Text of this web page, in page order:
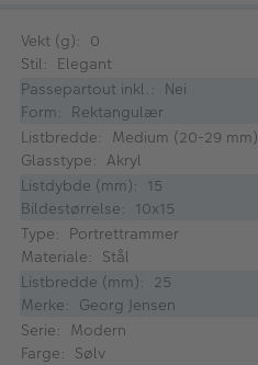
Vekt (g): 0
Stil: Elegant
Passepartout inkl.: Nei
Form: Rektangulær
Listbredde: Medium (20-29 mm)
Glasstype: Akryl
Listdybde (mm): 15
Bildestørrelse: 10x15
Type: Portrettrammer
Materiale: Stål
Listbredde (mm): 25
Merke: Georg Jensen
Serie: Modern
Farge: Sølv